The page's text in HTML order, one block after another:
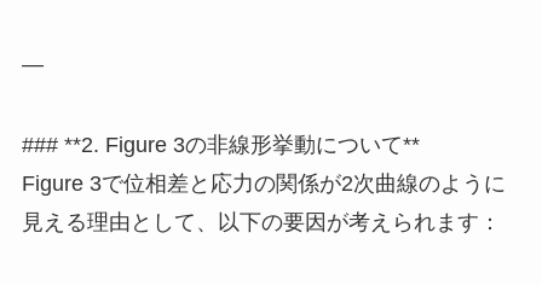
—
### **2. Figure 3の非線形挙動について**
Figure 3で位相差と応力の関係が2次曲線のように
見える理由として、以下の要因が考えられます：